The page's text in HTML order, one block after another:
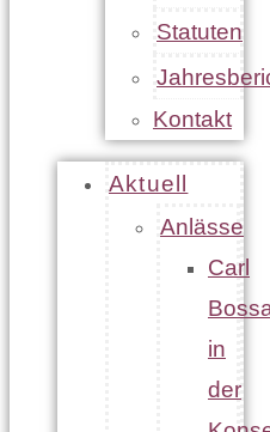
Statuten
Kontakt
Aktuell
Anlässe
Carl
in
der